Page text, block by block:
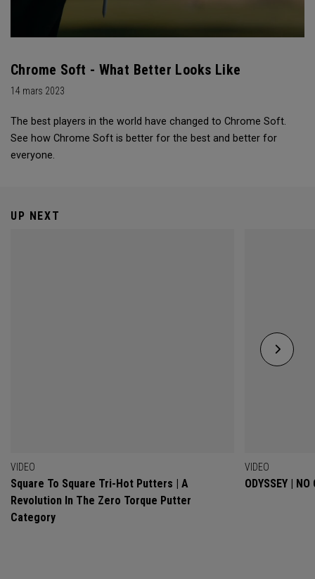
Chrome Soft - What Better Looks Like
14 mars 2023
The best players in the world have changed to Chrome Soft.
See how Chrome Soft is better for the best and better for
everyone.
UP NEXT
VIDEO
Square To Square Tri-Hot Putters | A
Revolution In The Zero Torque Putter
Category
VIDEO
ODYSSEY |